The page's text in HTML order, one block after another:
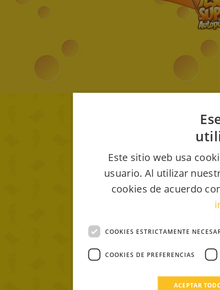
Este sitio web usa
usuario. Al utilizar
cookies de acuerdo
COOKIES ESTRICTAMENTE
COOKIES DE PREFERENCIAS
ACEPTAR